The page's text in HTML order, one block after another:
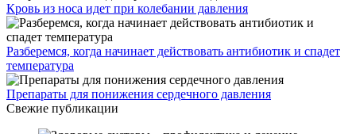
Кровь из носа идет при колебании давления
Разберемся, когда начинает действовать антибиотик и спадет
температура
Препараты для понижения сердечного давления
Свежие публикации